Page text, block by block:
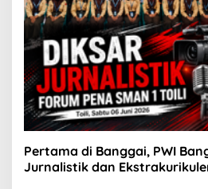
Pertama di Banggai, PWI
Jurnalistik dan